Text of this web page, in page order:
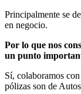
Principalmente se
en negocio.
Por lo que nos
un punto
Sí, colaboramos
pólizas son de